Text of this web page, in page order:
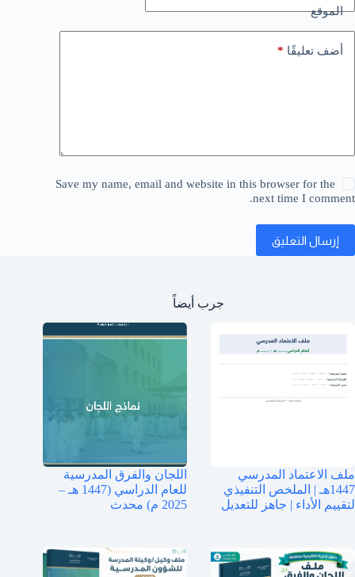
الموقع
أضف تعليقًا *
Save my name, email and website in this browser for the
next time I comment.
إرسال التعليق
جرب أيضاً
ملف الاعتماد المدرسي
1447هـ | الملخص التنفيذي
لتقييم الأداء | جاهز للتعديل
اللجان والفرق المدرسية
للعام الدراسي (1447 هـ –
2025 م) محدث